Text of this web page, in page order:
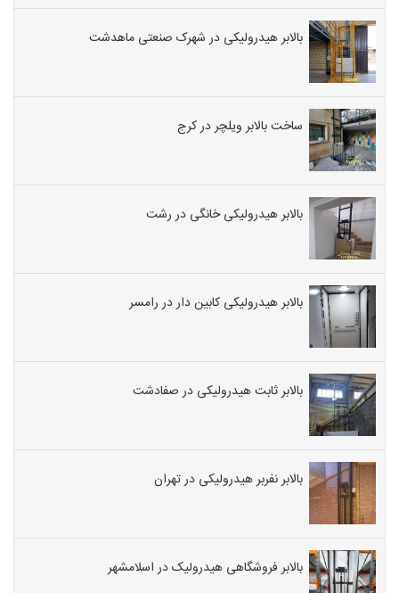
بالابر هیدرولیکی در شهرک صنعتی ماهدشت
ساخت بالابر ویلچر در کرج
بالابر هیدرولیکی خانگی در رشت
بالابر هیدرولیکی کابین دار در رامسر
بالابر ثابت هیدرولیکی در صفادشت
بالابر نفربر هیدرولیکی در تهران
بالابر فروشگاهی هیدرولیک در اسلامشهر